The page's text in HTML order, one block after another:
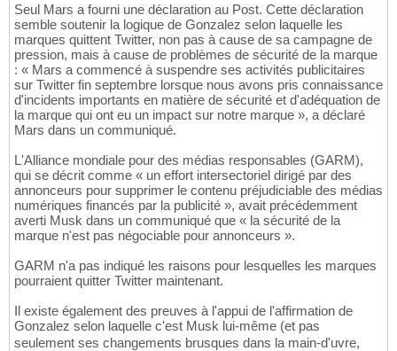
Seul Mars a fourni une déclaration au Post. Cette déclaration
semble soutenir la logique de Gonzalez selon laquelle les
marques quittent Twitter, non pas à cause de sa campagne de
pression, mais à cause de problèmes de sécurité de la marque
: « Mars a commencé à suspendre ses activités publicitaires
sur Twitter fin septembre lorsque nous avons pris connaissance
d'incidents importants en matière de sécurité et d'adéquation de
la marque qui ont eu un impact sur notre marque », a déclaré
Mars dans un communiqué.
L'Alliance mondiale pour des médias responsables (GARM),
qui se décrit comme « un effort intersectoriel dirigé par des
annonceurs pour supprimer le contenu préjudiciable des médias
numériques financés par la publicité », avait précédemment
averti Musk dans un communiqué que « la sécurité de la
marque n'est pas négociable pour annonceurs ».
GARM n'a pas indiqué les raisons pour lesquelles les marques
pourraient quitter Twitter maintenant.
Il existe également des preuves à l'appui de l'affirmation de
Gonzalez selon laquelle c'est Musk lui-même (et pas
seulement ses changements brusques dans la main-d'uvre,